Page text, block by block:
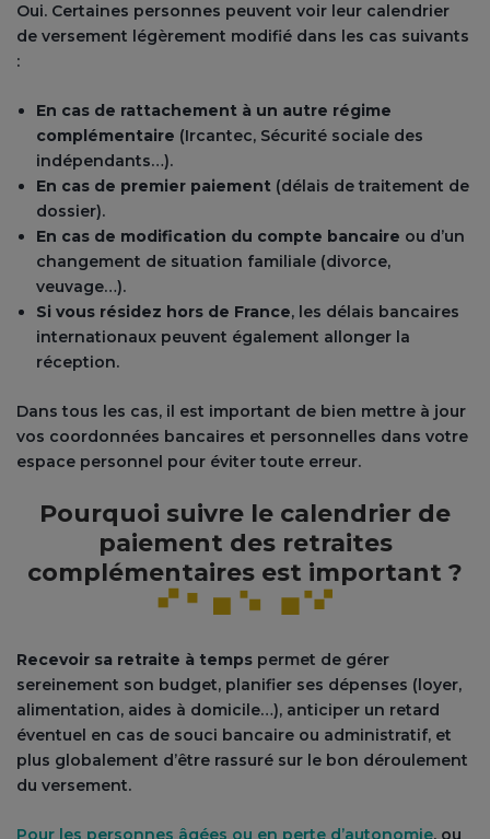
Oui. Certaines personnes peuvent voir leur calendrier
de versement légèrement modifié dans les cas suivants
:
En cas de rattachement à un autre régime
complémentaire (Ircantec, Sécurité sociale des
indépendants…).
En cas de premier paiement (délais de traitement de
dossier).
En cas de modification du compte bancaire ou d’un
changement de situation familiale (divorce,
veuvage…).
Si vous résidez hors de France, les délais bancaires
internationaux peuvent également allonger la
réception.
Dans tous les cas, il est important de bien mettre à jour
vos coordonnées bancaires et personnelles dans votre
espace personnel pour éviter toute erreur.
Pourquoi suivre le calendrier de
paiement des retraites
complémentaires est important ?
Recevoir sa retraite à temps permet de gérer
sereinement son budget, planifier ses dépenses (loyer,
alimentation, aides à domicile…), anticiper un retard
éventuel en cas de souci bancaire ou administratif, et
plus globalement d’être rassuré sur le bon déroulement
du versement.
Pour les personnes âgées ou en perte d’autonomie, ou